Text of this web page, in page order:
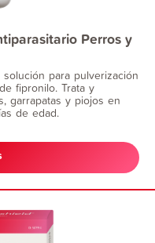
Perros y
para pulverización
fipronilo. Trata y
garrapatas y piojos en
de edad.